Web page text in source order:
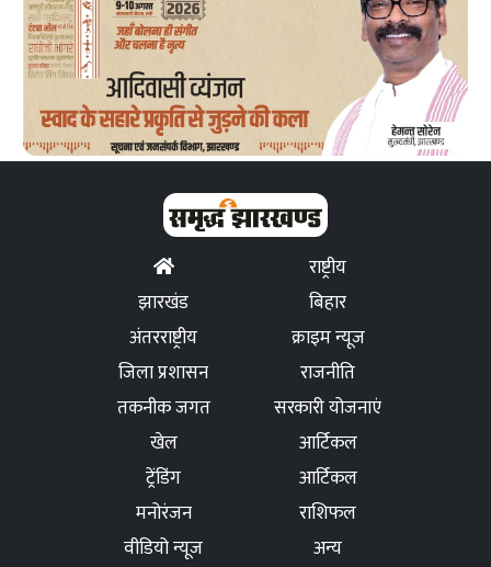
राष्ट्रीय
झारखंड
बिहार
अंतरराष्ट्रीय
क्राइम न्यूज
जिला प्रशासन
राजनीति
तकनीक जगत
सरकारी योजनाएं
खेल
आर्टिकल
ट्रेंडिंग
आर्टिकल
मनोरंजन
राशिफल
वीडियो न्यूज
अन्य